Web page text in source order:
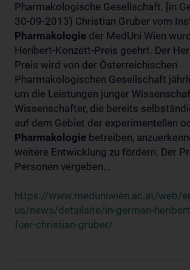
Pharmakologische Gesellschaft. [in
30-09-2013) Christian Gruber vom
Pharmakologie der MedUni Wien
Heribert-Konzett-Preis geehrt. Der
Preis wird von der Österreichischen
Pharmakologischen Gesellschaft
um die Leistungen junger
Wissenschafter, die bereits
auf dem Gebiet der experimentellen
Pharmakologie betreiben,
weitere Entwicklung zu fördern. Der
Personen vergeben...
https://www.meduniwien.ac.at/web/
us/news/detailsite/in-german-
fuer-christian-gruber/